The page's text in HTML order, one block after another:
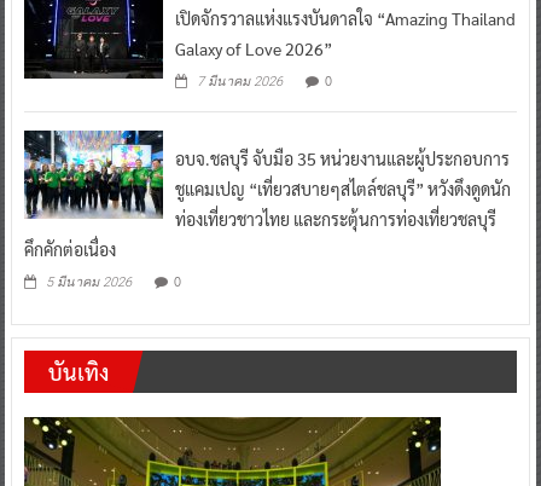
เปิดจักรวาลแห่งแรงบันดาลใจ “Amazing Thailand
Galaxy of Love 2026”
7 มีนาคม 2026 0
อบจ.ชลบุรี จับมือ 35 หน่วยงานและผู้ประกอบการ
ชูแคมเปญ “เที่ยวสบายๆสไตล์ชลบุรี” หวังดึงดูดนัก
ท่องเที่ยวชาวไทย และกระตุ้นการท่องเที่ยวชลบุรี
คึกคักต่อเนื่อง
5 มีนาคม 2026 0
บันเทิง